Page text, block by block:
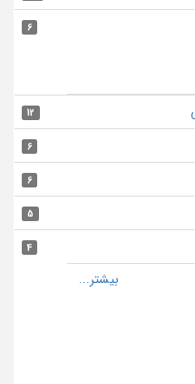
6
12
6
6
5
4